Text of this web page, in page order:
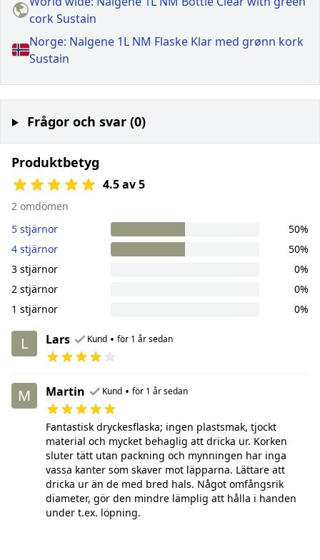
cork Sustain
Norge: Nalgene 1L NM Flaske Klar med grønn kork
Sustain
Frågor och svar (0)
Produktbetyg
4.5 av 5
2 omdömen
5 stjärnor
50%
4 stjärnor
50%
3 stjärnor
0%
2 stjärnor
0%
1 stjärnor
0%
L Lars Kund • för 1 år sedan
M Martin Kund • för 1 år sedan
Fantastisk dryckesflaska; ingen plastsmak, tjockt
material och mycket behaglig att dricka ur. Korken
sluter tätt utan packning och mynningen har inga
vassa kanter som skaver mot läpparna. Lättare att
dricka ur än de med bred hals. Något omfångsrik
diameter, gör den mindre lämplig att hålla i handen
under t.ex. löpning.